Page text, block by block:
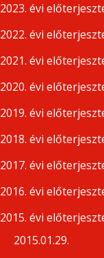
2023. évi
2022. évi
2021. évi
2020. évi
2019. évi
2018. évi
2017. évi
2016. évi
2015. évi
2015.01.29.